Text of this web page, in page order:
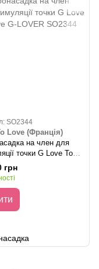
SO2344
Love (Франція)
на член для
точки G Love To
грн